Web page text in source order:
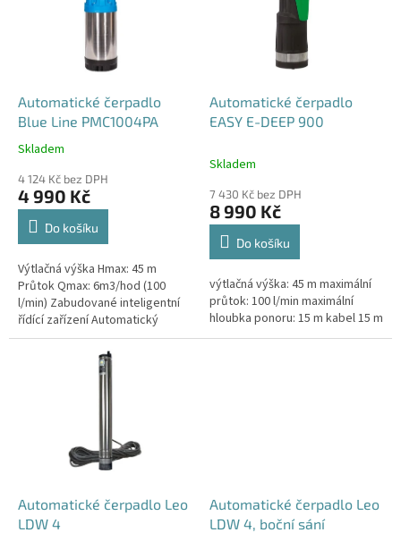
Automatické čerpadlo
Blue Line PMC1004PA
Průměrné
produktu
je
5,0
hvězdiček.
Skladem
4 124 Kč bez DPH
4 990 Kč
Do košíku
Výtlačná výška Hmax: 45 m
Průtok Qmax: 6m3/hod (100
l/min) Zabudované inteligentní
řídící zařízení Automatický
provoz nahrazující domácí
vodárnu Tělo čerpadla
Automatické čerpadlo
EASY E-DEEP 900
Skladem
7 430 Kč bez DPH
8 990 Kč
Do košíku
výtlačná výška: 45 m maximální
průtok: 100 l/min maximální
hloubka ponoru: 15 m kabel 15 m
Automatické čerpadlo Leo
LDW 4
Automatické čerpadlo Leo
LDW 4, boční sání